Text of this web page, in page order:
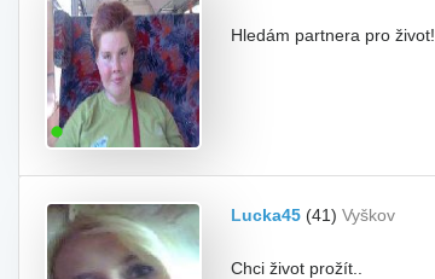
Hledám partnera pro život!
Lucka45 (41) Vyškov
Chci život prožít..